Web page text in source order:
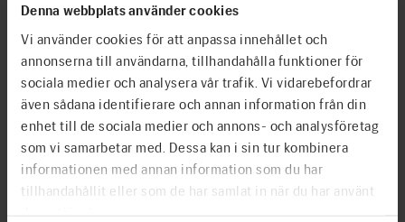
Denna webbplats använder cookies
Vi använder cookies för att anpassa innehållet och
annonserna till användarna, tillhandahålla funktioner för
sociala medier och analysera vår trafik. Vi vidarebefordrar
även sådana identifierare och annan information från din
enhet till de sociala medier och annons- och analysföretag
som vi samarbetar med. Dessa kan i sin tur kombinera
informationen med annan information som du har
tillhandahållit eller som de har samlat in när du har använt
Hilda Ahlkvist
Coordinator
Mejla mig
076-555 84 38